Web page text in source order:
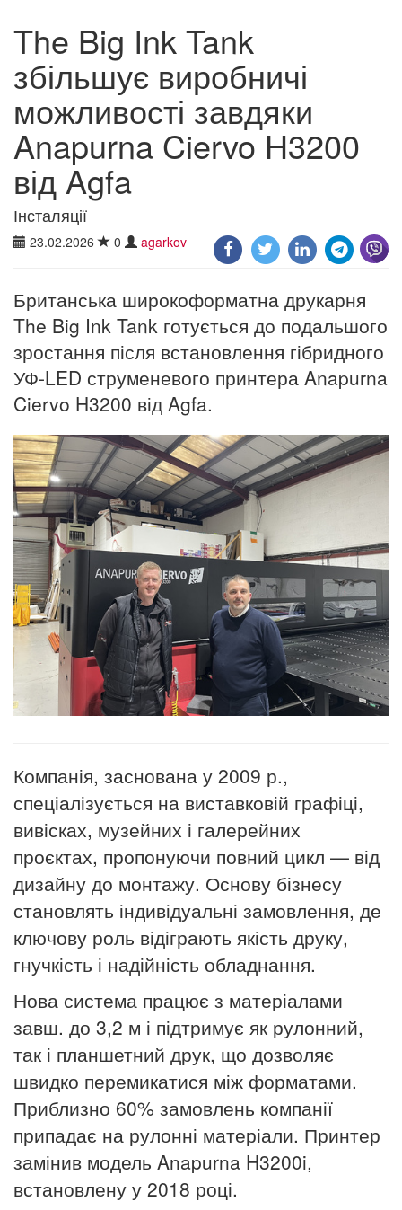
The Big Ink Tank
збільшує виробничі
можливості завдяки
Anapurna Ciervo H3200
від Agfa
Інсталяції
23.02.2026 0 agarkov
Британська широкоформатна друкарня
The Big Ink Tank готується до подальшого
зростання після встановлення гібридного
УФ-LED струменевого принтера Anapurna
Ciervo H3200 від Agfa.
Компанія, заснована у 2009 р.,
спеціалізується на виставковій графіці,
вивісках, музейних і галерейних
проєктах, пропонуючи повний цикл — від
дизайну до монтажу. Основу бізнесу
становлять індивідуальні замовлення, де
ключову роль відіграють якість друку,
гнучкість і надійність обладнання.
Нова система працює з матеріалами
завш. до 3,2 м і підтримує як рулонний,
так і планшетний друк, що дозволяє
швидко перемикатися між форматами.
Приблизно 60% замовлень компанії
припадає на рулонні матеріали. Принтер
замінив модель Anapurna H3200i,
встановлену у 2018 році.